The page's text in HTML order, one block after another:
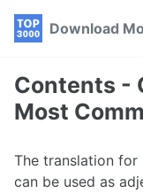
Skip
navigation
Skip
Skip
Download
Contents -
Most
The translation for
can be used as